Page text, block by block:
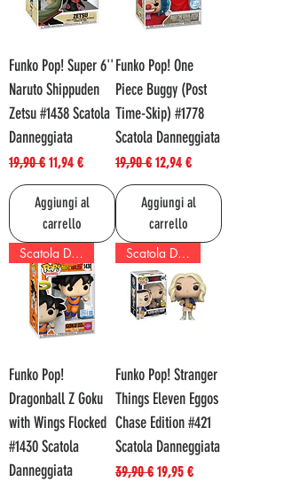
Funko Pop! Super 6''
Naruto Shippuden
Zetsu #1438 Scatola
Danneggiata
Prezzo regolare
19,90 € Prezzo scontato
11,94 €
Aggiungi al
carrello
Funko Pop! One
Piece Buggy (Post
Time-Skip) #1778
Scatola Danneggiata
Prezzo regolare
19,90 € Prezzo scontato
12,94 €
Aggiungi al
carrello
Scatola Danneggiata!
Funko Pop!
Dragonball Z Goku
with Wings Flocked
#1430 Scatola
Danneggiata
Scatola Danneggiata!
Funko Pop! Stranger
Things Eleven Eggos
Chase Edition #421
Scatola Danneggiata
Prezzo regolare
39,90 € Prezzo scontato
19,95 €